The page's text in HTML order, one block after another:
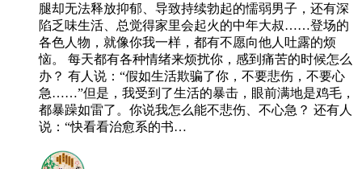
腿却无法释放抑郁、导致持续勃起的懦弱男子，还有深
陷乏味生活、总觉得家里会起火的中年大叔……登场的
各色人物，就像你我一样，都有不愿向他人吐露的烦
恼。 每天都有各种情绪来烦扰你，感到痛苦的时候怎么
办？ 有人说：“假如生活欺骗了你，不要悲伤，不要心
急……”但是，我受到了生活的暴击，眼前满地是鸡毛，
都暴躁如雷了。你说我怎么能不悲伤、不心急？ 还有人
说：“快看看治愈系的书…